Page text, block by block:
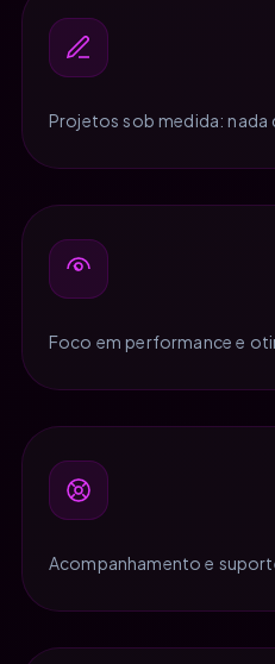
Projetos sob medida: nada
Foco em performance e
Acompanhamento e